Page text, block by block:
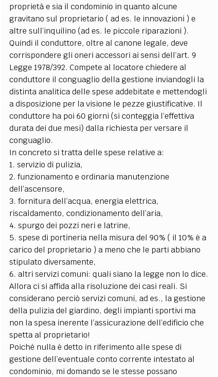
proprietà e sia il condominio in quanto alcune
gravitano sul proprietario ( ad es. le innovazioni ) e
altre sull’inquilino (ad es. le piccole riparazioni ).
Quindi il conduttore, oltre al canone legale, deve
corrispondere gli oneri accessori ai sensi dell’art. 9
Legge 1978/392. Compete al locatore chiedere al
conduttore il conguaglio della gestione inviandogli la
distinta analitica delle spese addebitate e mettendogli
a disposizione per la visione le pezze giustificative. Il
conduttore ha poi 60 giorni (si conteggia l’effettiva
durata dei due mesi) dalla richiesta per versare il
conguaglio.
In concreto si tratta delle spese relative a:
1. servizio di pulizia,
2. funzionamento e ordinaria manutenzione
dell’ascensore,
3. fornitura dell’acqua, energia elettrica,
riscaldamento, condizionamento dell’aria,
4. spurgo dei pozzi neri e latrine,
5. spese di portineria nella misura del 90% ( il 10% è a
carico del proprietario ) a meno che le parti abbiano
stipulato diversamente,
6. altri servizi comuni: quali siano la legge non lo dice.
Allora ci si affida alla risoluzione dei casi reali. Si
considerano perciò servizi comuni, ad es., la gestione
della pulizia del giardino, degli impianti sportivi ma
non la spesa inerente l’assicurazione dell’edificio che
spetta al proprietario!
Poiché nulla è detto in riferimento alle spese di
gestione dell’eventuale conto corrente intestato al
condominio, mi domando se le stesse possano